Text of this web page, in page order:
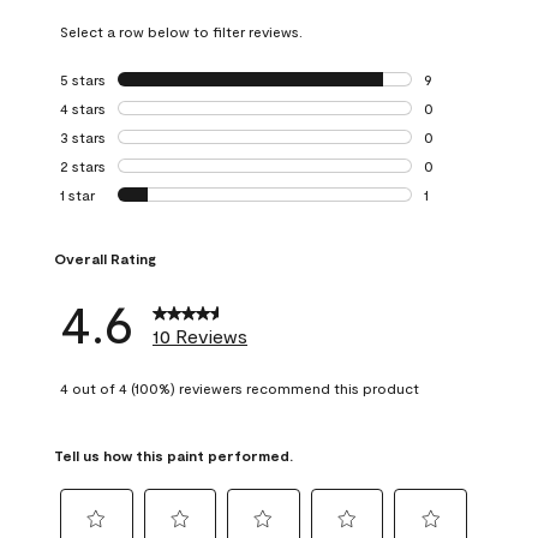
Select a row below to filter reviews.
5 stars stars
9
9 reviews with 5
4 stars stars
0
0 reviews with 4
3 stars stars
0
0 reviews with 3
2 stars stars
0
0 reviews with 2
1 star stars
1
Overall Rating
4.6 10 Reviews
4 out of 4 (100%) reviewers recommend this product
Tell us how this paint performed.